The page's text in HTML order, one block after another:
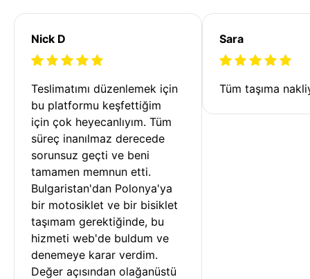
Nick D
Teslimatımı düzenlemek için
bu platformu keşfettiğim
için çok heyecanlıyım. Tüm
süreç inanılmaz derecede
sorunsuz geçti ve beni
tamamen memnun etti.
Bulgaristan'dan Polonya'ya
bir motosiklet ve bir bisiklet
taşımam gerektiğinde, bu
hizmeti web'de buldum ve
denemeye karar verdim.
Değer açısından olağanüstü
Sara
Tüm taşıma